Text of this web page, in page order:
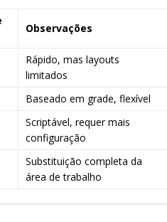
Observações
Rápido, mas layouts
limitados
Baseado em grade, flexível
Scriptável, requer mais
configuração
Substituição completa da
área de trabalho